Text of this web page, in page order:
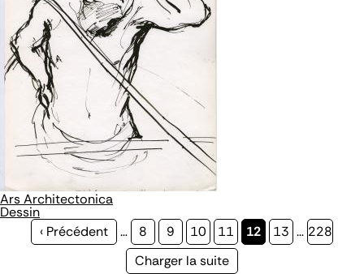
Ars Architectonica
Dessin
Page
‹ Précédent … Page
8 Page
9 Page
10 Page
11
Page
12 Page
13 … Page
228
Page
Charger la suite